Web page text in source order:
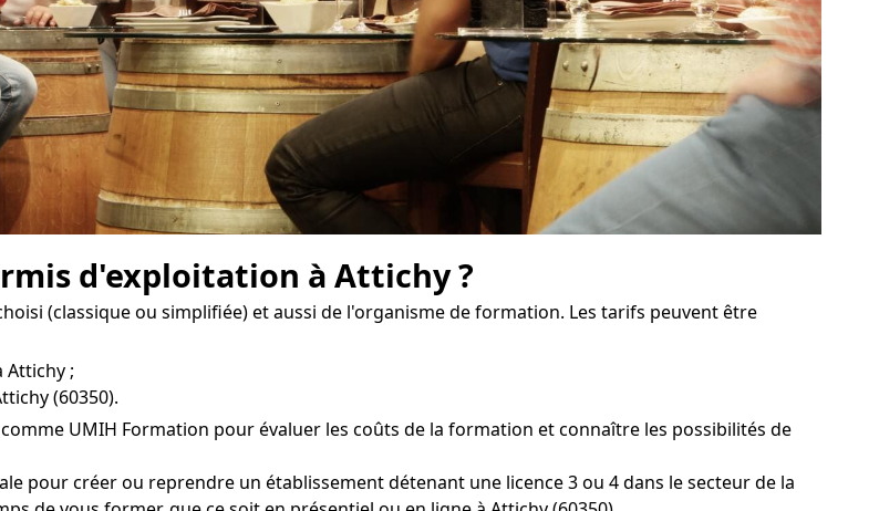
d'exploitation à Attichy ?
(classique ou simplifiée) et aussi de l'organisme de formation. Les tarifs peuvent être
Attichy ;
(60350).
UMIH Formation pour évaluer les coûts de la formation et connaître les possibilités de
pour créer ou reprendre un établissement détenant une licence 3 ou 4 dans le secteur de la